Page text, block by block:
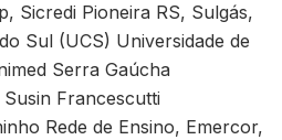
Sicredi Pioneira RS, Sulgás,
Sul (UCS) Universidade de
Serra Gaúcha
Francescutti
Rede de Ensino, Emercor,